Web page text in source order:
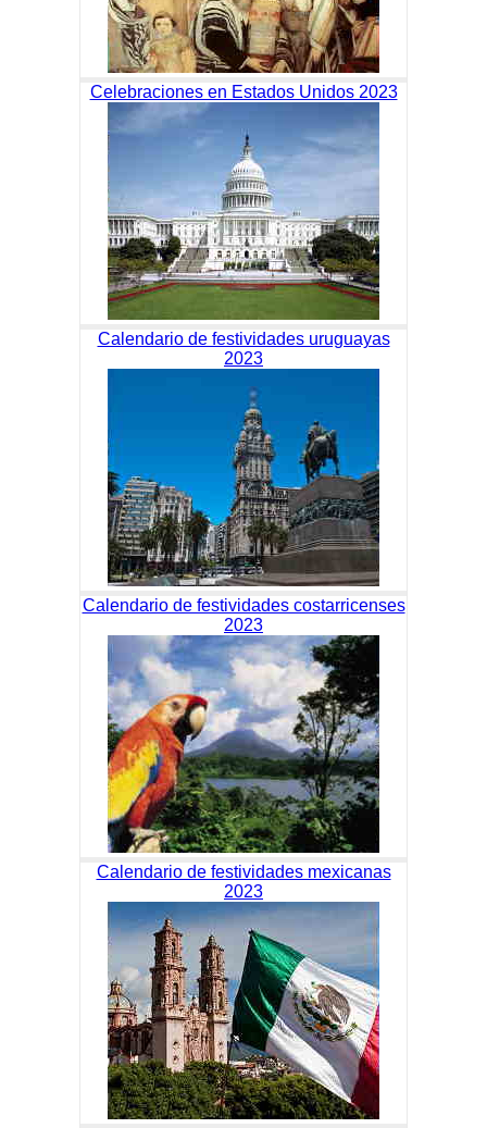
Celebraciones en Estados Unidos 2023
Calendario de festividades uruguayas
2023
Calendario de festividades costarricenses
2023
Calendario de festividades mexicanas
2023